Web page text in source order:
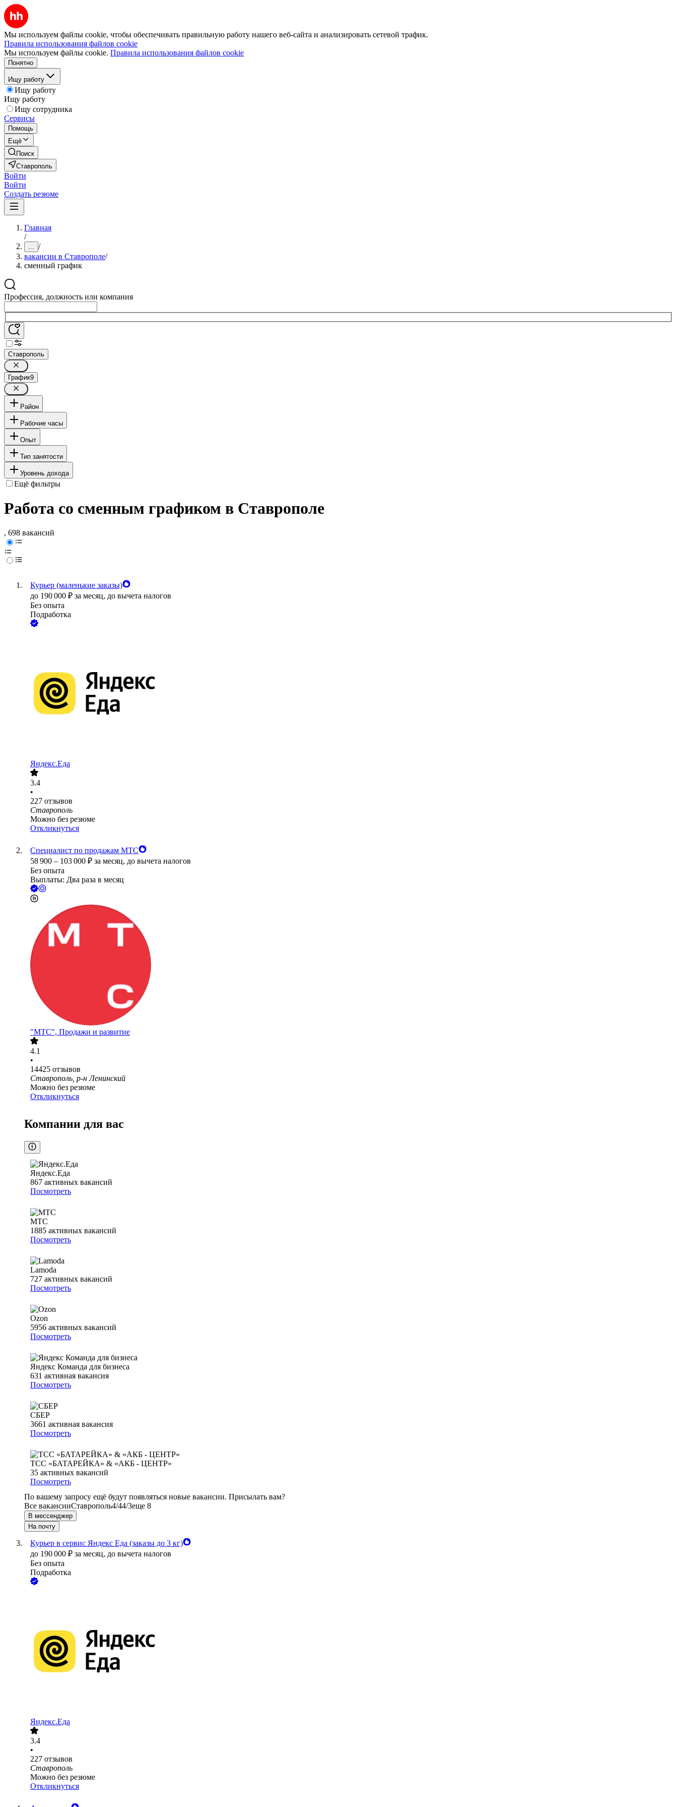
Мы используем файлы cookie, чтобы обеспечивать правильную работу нашего веб-сайта и анализировать сетевой трафик.
Правила использования файлов cookie
Мы используем файлы cookie. Правила использования файлов cookie
Понятно
Ищу работу
Ищу работу
Ищу работу
Ищу сотрудника
Сервисы
Помощь
Ещё
Поиск
Ставрополь
Войти
Войти
Создать резюме
Главная
/
... /
вакансии в Ставрополе/
сменный график
Профессия, должность или компания
Ставрополь
График9
Район
Рабочие часы
Опыт
Тип занятости
Уровень дохода
Ещё фильтры
Работа со сменным графиком в Ставрополе
, 698 вакансий
Курьер (маленькие заказы)
до 190 000 ₽ за месяц, до вычета налогов
Без опыта
Подработка
Яндекс.Еда
3.4
•
227 отзывов
Ставрополь
Можно без резюме
Откликнуться
Специалист по продажам МТС
58 900 – 103 000 ₽ за месяц, до вычета налогов
Без опыта
Выплаты: Два раза в месяц
"МТС", Продажи и развитие
4.1
•
14425 отзывов
Ставрополь, р-н Ленинский
Можно без резюме
Откликнуться
Компании для вас
Яндекс.Еда
867 активных вакансий
Посмотреть
МТС
1885 активных вакансий
Посмотреть
Lamoda
727 активных вакансий
Посмотреть
Ozon
5956 активных вакансий
Посмотреть
Яндекс Команда для бизнеса
631 активная вакансия
Посмотреть
СБЕР
3661 активная вакансия
Посмотреть
ТСС «БАТАРЕЙКА» & «АКБ - ЦЕНТР»
35 активных вакансий
Посмотреть
По вашему запросу ещё будут появляться новые вакансии. Присылать вам?
Все вакансииСтаврополь4/44/3еще 8
В мессенджер
На почту
Курьер в сервис Яндекс Еда (заказы до 3 кг)
до 190 000 ₽ за месяц, до вычета налогов
Без опыта
Подработка
Яндекс.Еда
3.4
•
227 отзывов
Ставрополь
Можно без резюме
Откликнуться